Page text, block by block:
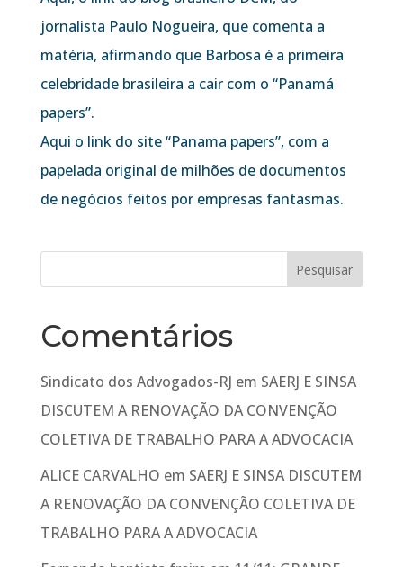
jornalista Paulo Nogueira, que comenta a
matéria, afirmando que Barbosa é a primeira
celebridade brasileira a cair com o “Panamá
papers”.
Aqui o link do site “Panama papers”, com a
papelada original de milhões de documentos
de negócios feitos por empresas fantasmas.
Comentários
Sindicato dos Advogados-RJ em SAERJ E SINSA
DISCUTEM A RENOVAÇÃO DA CONVENÇÃO
COLETIVA DE TRABALHO PARA A ADVOCACIA
ALICE CARVALHO em SAERJ E SINSA DISCUTEM
A RENOVAÇÃO DA CONVENÇÃO COLETIVA DE
TRABALHO PARA A ADVOCACIA